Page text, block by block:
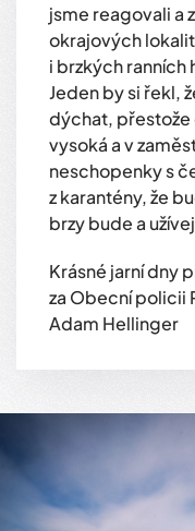
jsme reagovali a
okrajových
i brzkých ranních
Jeden by si řekl,
dýchat, přestože
vysoká a v
neschopenky s
z karantény, že
brzy bude a
Krásné jarní dny
za Obecní policii
Adam Hellinger